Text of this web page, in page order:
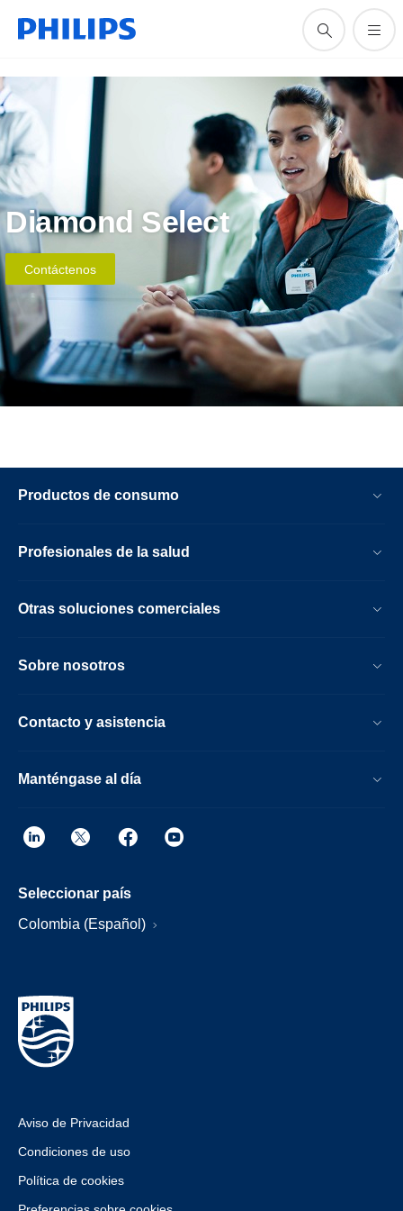
Diamond Select
Contáctenos
Productos de consumo
Profesionales de la salud
Otras soluciones comerciales
Sobre nosotros
Contacto y asistencia
Manténgase al día
Seleccionar país
Colombia (Español)
Aviso de Privacidad
Condiciones de uso
Política de cookies